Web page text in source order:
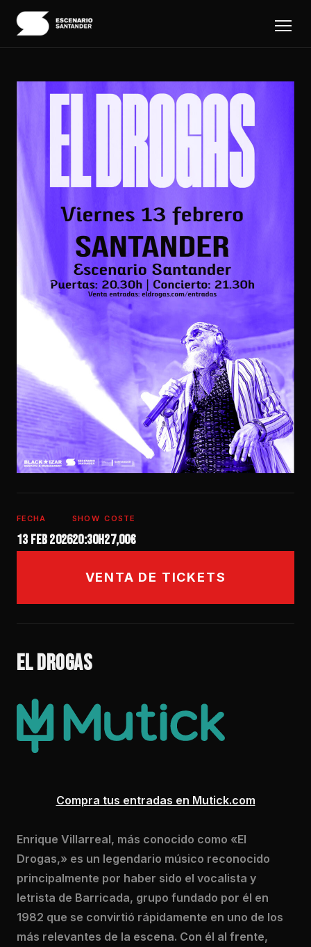
FECHA
13 feb 2026
SHOW
20:30h
COSTE
27,00€
VENTA DE TICKETS
EL DROGAS
Compra tus entradas en Mutick.com
Enrique Villarreal, más conocido como «El
Drogas,» es un legendario músico reconocido
principalmente por haber sido el vocalista y
letrista de Barricada, grupo fundado por él en
1982 que se convirtió rápidamente en uno de los
más relevantes de la escena. Con él al frente,